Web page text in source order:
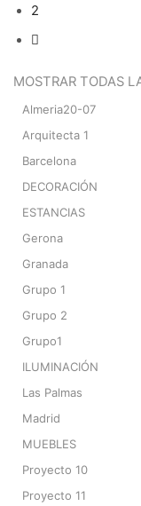
2
MOSTRAR TODAS
Almeria20-07
Arquitecta 1
Barcelona
DECORACIÓN
ESTANCIAS
Gerona
Granada
Grupo 1
Grupo 2
Grupo1
ILUMINACIÓN
Las Palmas
Madrid
MUEBLES
Proyecto 10
Proyecto 11